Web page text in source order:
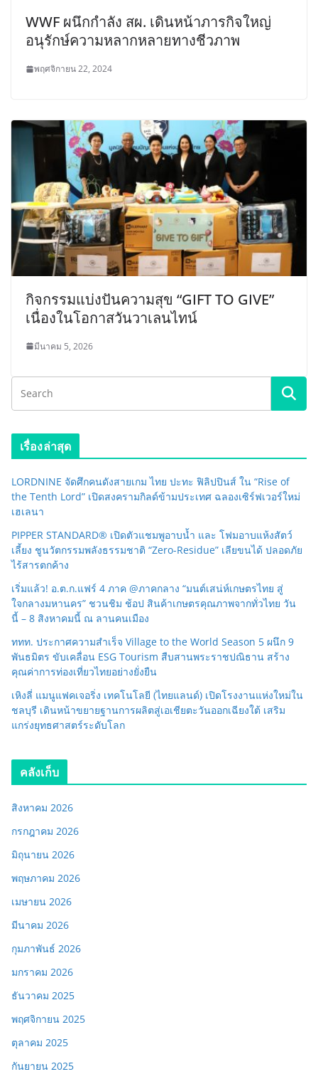
WWF ผนึกกำลัง สผ. เดินหน้าภารกิจใหญ่
อนุรักษ์ความหลากหลายทางชีวภาพ
พฤศจิกายน 22, 2024
กิจกรรมแบ่งปันความสุข “GIFT TO GIVE”
เนื่องในโอกาสวันวาเลนไทน์
มีนาคม 5, 2026
เรื่องล่าสุด
LORDNINE จัดศึกคนดังสายเกม ไทย ปะทะ ฟิลิปปินส์ ใน “Rise of
the Tenth Lord” เปิดสงครามกิลด์ข้ามประเทศ ฉลองเซิร์ฟเวอร์ใหม่
เฮเลนา
PIPPER STANDARD® เปิดตัวแชมพูอาบน้ำ และ โฟมอาบแห้งสัตว์
เลี้ยง ชูนวัตกรรมพลังธรรมชาติ “Zero-Residue” เลียขนได้ ปลอดภัย
ไร้สารตกค้าง
เริ่มแล้ว! อ.ต.ก.แฟร์ 4 ภาค @ภาคกลาง “มนต์เสน่ห์เกษตรไทย สู่
ใจกลางมหานคร” ชวนชิม ช้อป สินค้าเกษตรคุณภาพจากทั่วไทย วัน
นี้ – 8 สิงหาคมนี้ ณ ลานคนเมือง
ททท. ประกาศความสำเร็จ Village to the World Season 5 ผนึก 9
พันธมิตร ขับเคลื่อน ESG Tourism สืบสานพระราชปณิธาน สร้าง
คุณค่าการท่องเที่ยวไทยอย่างยั่งยืน
เหิงลี่ แมนูแฟคเจอริ่ง เทคโนโลยี (ไทยแลนด์) เปิดโรงงานแห่งใหม่ใน
ชลบุรี เดินหน้าขยายฐานการผลิตสู่เอเชียตะวันออกเฉียงใต้ เสริม
แกร่งยุทธศาสตร์ระดับโลก
คลังเก็บ
สิงหาคม 2026
กรกฎาคม 2026
มิถุนายน 2026
พฤษภาคม 2026
เมษายน 2026
มีนาคม 2026
กุมภาพันธ์ 2026
มกราคม 2026
ธันวาคม 2025
พฤศจิกายน 2025
ตุลาคม 2025
กันยายน 2025